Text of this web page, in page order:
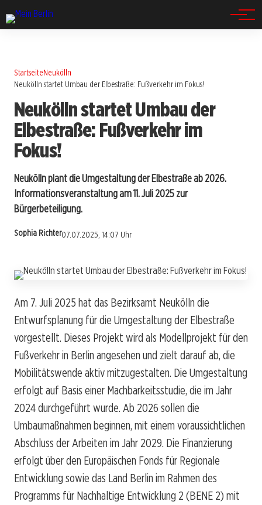
StartseiteNeukölln
Neukölln startet Umbau der Elbestraße: Fußverkehr im Fokus!
Neukölln startet Umbau der
Elbestraße: Fußverkehr im
Fokus!
Neukölln plant die Umgestaltung der Elbestraße ab 2026.
Informationsveranstaltung am 11. Juli 2025 zur
Bürgerbeteiligung.
Sophia Richter07.07.2025, 14:07 Uhr
Am 7. Juli 2025 hat das Bezirksamt Neukölln die
Entwurfsplanung für die Umgestaltung der Elbestraße
vorgestellt. Dieses Projekt wird als Modellprojekt für den
Fußverkehr in Berlin angesehen und zielt darauf ab, die
Mobilitätswende aktiv mitzugestalten. Die Umgestaltung
erfolgt auf Basis einer Machbarkeitsstudie, die im Jahr
2024 durchgeführt wurde. Ab 2026 sollen die
Umbaumaßnahmen beginnen, mit einem voraussichtlichen
Abschluss der Arbeiten im Jahr 2029. Die Finanzierung
erfolgt über den Europäischen Fonds für Regionale
Entwicklung sowie das Land Berlin im Rahmen des
Programms für Nachhaltige Entwicklung 2 (BENE 2) mit